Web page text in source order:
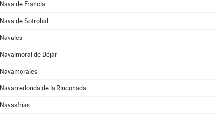
Nava de Francia
Nava de Sotrobal
Navales
Navalmoral de Béjar
Navamorales
Navarredonda de la Rinconada
Navasfrías